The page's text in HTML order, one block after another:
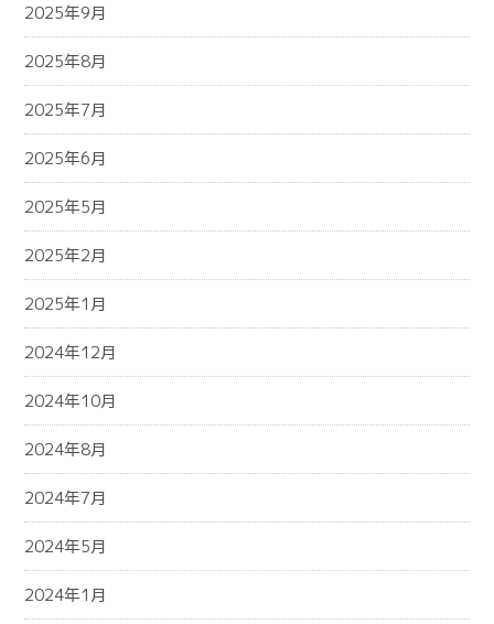
2025年9月
2025年8月
2025年7月
2025年6月
2025年5月
2025年2月
2025年1月
2024年12月
2024年10月
2024年8月
2024年7月
2024年5月
2024年1月